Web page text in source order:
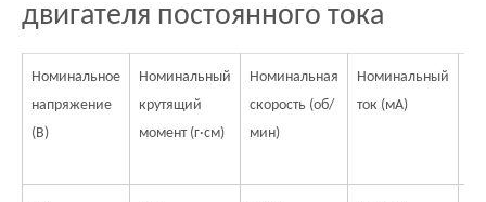
двигателя постоянного тока
Номинальное
напряжение
(В)
Номинальный
крутящий
момент (г·см)
Номинальная
скорость (об/
мин)
Номинальный
ток (мА)